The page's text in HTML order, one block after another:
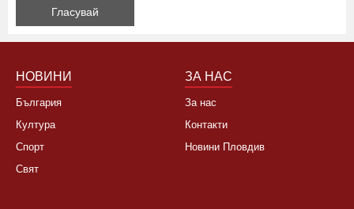
НОВИНИ
България
Култура
Спорт
Свят
ЗА НАС
За нас
Контакти
Новини Пловдив